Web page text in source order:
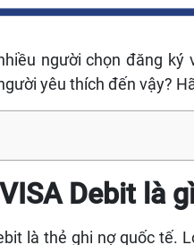
người chọn đăng ký
yêu thích đến vậy?
Debit là
là thẻ ghi nợ quốc tế.